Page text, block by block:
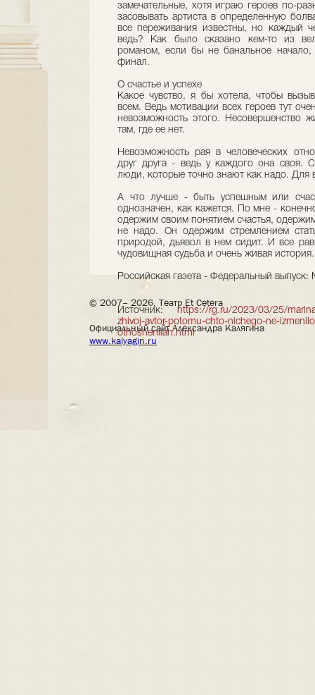
замечательные, хотя играю героев по-
засовывать артиста в определенную
все переживания известны, но каждый
ведь? Как было сказано кем-то из
романом, если бы не банальное начало,
финал.
О счастье и успехе
Какое чувство, я бы хотела, чтобы
всем. Ведь мотивации всех героев тут
невозможность этого. Несовершенство
там, где ее нет.
Невозможность рая в человеческих
друг друга - ведь у каждого она своя.
люди, которые точно знают как надо. Для
А что лучше - быть успешным или
однозначен, как кажется. По мне -
одержим своим понятием счастья,
не надо. Он одержим стремлением
природой, дьявол в нем сидит. И все
чудовищная судьба и очень живая история.
Российская газета - Федеральный выпуск:
Источник: https://rg.ru/2023/03/25/
zhivoj-avtor-potomu-chto-nichego-ne-
otnosheniiah.html
© 2007– 2026, Театр Et Cetera
Официальный сайт Александра Калягина
www.kalyagin.ru